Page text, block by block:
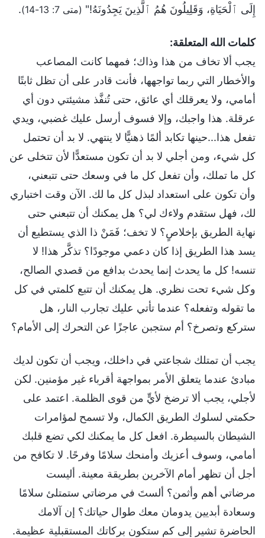
إِلَى ٱلْحَيَاةِ، وَقَلِيلُونَ هُمُ ٱلَّذِينَ يَجِدُونَهُ!" (متى 7: 13-14) .
كلمات الله المتعلقة:
يجب ألا تخاف من هذا وذاك؛ فمهما كانت المصاعب
والأخطار التي ربما تواجهها، فأنت قادر على أن تظل ثابتًا
أمامي، ولا يعرقلك أي عائق، حتى تُنفَّذ مشيئتي دون أي
عرقلة. هذا واجبك، وإلا فسوف أرسل عليك غضبي، ويدي
تفعل هذا...حينها تكابد ألمًا ذهنيًّا لا ينتهي. لا بد أن تحتمل
كل شيء، ومن أجلي لا بد أن تكون مستعدًّا لأن تتخلى عن
كل ما تملك، وأن تفعل كل ما في وسعك حتى تتبعني،
وأن تكون على استعداد لبذل كل ما لك. الآن وقت اختباري
لك، فهل ستقدم ولاءك لي؟ هل يمكنك أن تتبعني حتى
نهاية الطريق بإخلاصٍ؟ لا تخف؛ فَمَنْ ذا الذي يستطيع أن
يسد هذا الطريق إذا كان دعمي موجودًا؟ تذكَّر هذا! لا
تنسه! كل ما يحدث إنما يحدث بدافع من قصدي الصالح،
وكل شيء تحت نظري. هل يمكنك أن تتبع كلمتي في كل
ما تقوله وتفعله؟ عندما تأتي عليك تجارب النار، هل
ستركع وتصرخ؟ أم ستجبن عاجزًا عن التحرك إلى الأمام؟
يجب أن تمتلك شجاعتي في داخلك، ويجب أن تكون لديك
مبادئ عندما يتعلق الأمر بمواجهة أقرباء غير مؤمنين. لكن
لأجلي، يجب ألا ترضخ لأيٍّ من قوى الظلمة. اعتمد على
حكمتي لسلوك الطريق الكمال، ولا تسمح لمؤامرات
الشيطان بالسيطرة. افعل كل ما يمكنك لكي تضع قلبك
أمامي، وسوف أعزيك وأمنحك سلامًا وفرحًا. لا تكافح من
أجل أن تظهر أمام الآخرين بطريقة معينة. أليست
مرضاتي أهم وأثمن؟ ألستَ في مرضاتي ستمتلئ سلامًا
وسعادة أبديين يدومان معك طوال حياتك؟ إن آلامك
الحاضرة تشير إلى كم ستكون بركاتك المستقبلية عظيمة.